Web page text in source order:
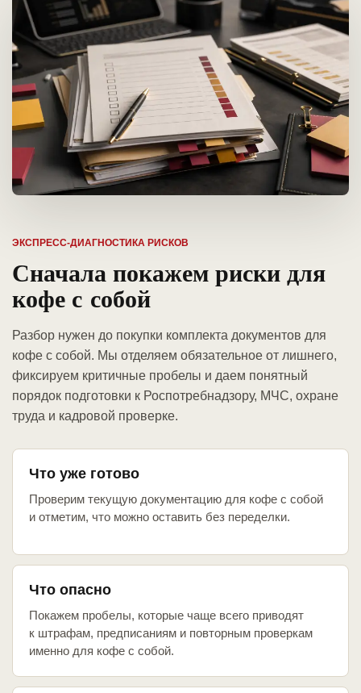
ЭКСПРЕСС-ДИАГНОСТИКА РИСКОВ
Сначала покажем риски для
кофе с собой
Разбор нужен до покупки комплекта документов для
кофе с собой. Мы отделяем обязательное от лишнего,
фиксируем критичные пробелы и даем понятный
порядок подготовки к Роспотребнадзору, МЧС, охране
труда и кадровой проверке.
Что уже готово
Проверим текущую документацию для кофе с собой
и отметим, что можно оставить без переделки.
Что опасно
Покажем пробелы, которые чаще всего приводят
к штрафам, предписаниям и повторным проверкам
именно для кофе с собой.